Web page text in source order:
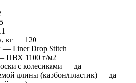
кг — 120
— Liner Drop Stitch
ПВХ 1100 г/м2
с колесиками — да
длины (карбон/пластик) — да